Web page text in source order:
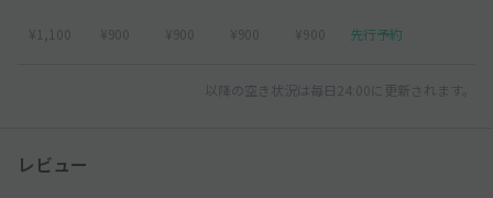
¥1,100 ¥900 ¥900 ¥900 ¥900 先行予約
以降の空き状況は毎日24:00に更新されます。
レビュー